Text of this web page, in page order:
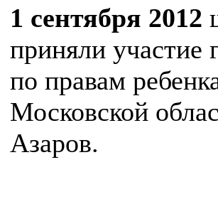
1 сентября 2012
приняли участие
по правам
Московской
Азаров.